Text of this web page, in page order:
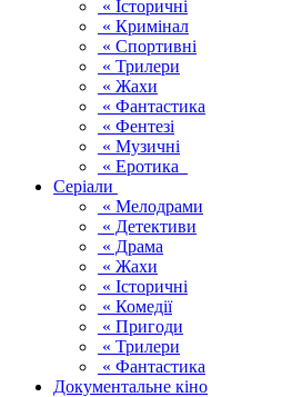
« Історичні
« Кримінал
« Спортивні
« Трилери
« Жахи
« Фантастика
« Фентезі
« Музичні
« Еротика
Серіали
« Мелодрами
« Детективи
« Драма
« Жахи
« Історичні
« Комедії
« Пригоди
« Трилери
« Фантастика
Документальне кіно